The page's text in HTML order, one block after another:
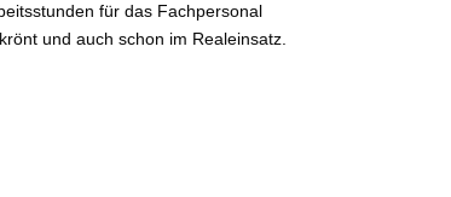
für das Fachpersonal
und auch schon im Realeinsatz.